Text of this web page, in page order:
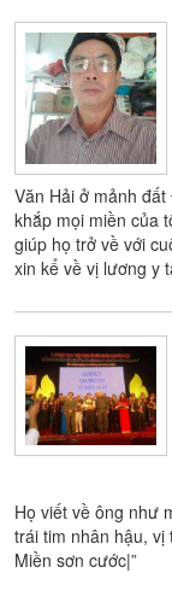
Văn Hải ở mảnh
khắp mọi miền của
giúp họ trở về với
xin kể về vị lương y
Họ viết về ông như
trái tim nhân hậu, vị
Miền sơn cước|”